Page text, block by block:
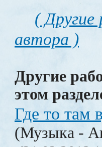
(
автора )
Другие
этом
Где то там
(Музыка -